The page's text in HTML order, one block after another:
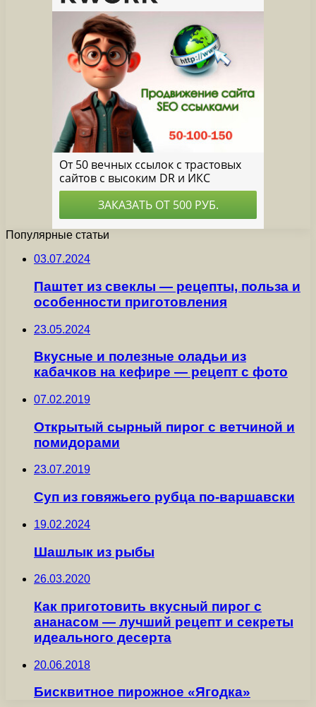
Популярные статьи
03.07.2024
Паштет из свеклы — рецепты, польза и
особенности приготовления
23.05.2024
Вкусные и полезные оладьи из
кабачков на кефире — рецепт с фото
07.02.2019
Открытый сырный пирог с ветчиной и
помидорами
23.07.2019
Суп из говяжьего рубца по-варшавски
19.02.2024
Шашлык из рыбы
26.03.2020
Как приготовить вкусный пирог с
ананасом — лучший рецепт и секреты
идеального десерта
20.06.2018
Бисквитное пирожное «Ягодка»